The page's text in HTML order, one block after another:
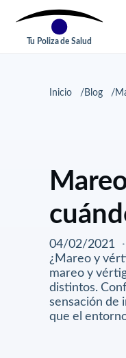
Tu Poliza de Salud
Inicio Blog
04/02/2021 ·
¿Mareo y
mareo y
distintos.
sensación de
que el